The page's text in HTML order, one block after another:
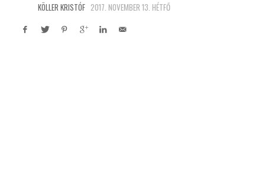
KÖLLER KRISTÓF 2017. NOVEMBER 13. HÉTFŐ